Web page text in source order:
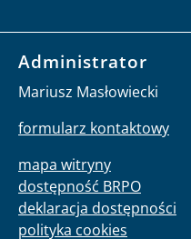
Administrator
Mariusz Masłowiecki
formularz kontaktowy
mapa witryny
dostępność BRPO
deklaracja dostępności
polityka cookies